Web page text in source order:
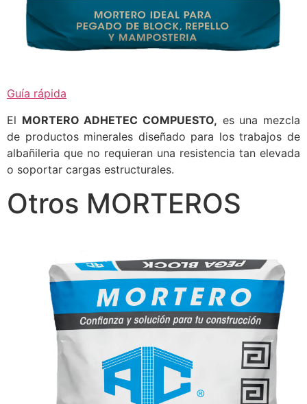
Guía rápida
El MORTERO ADHETEC COMPUESTO, es una mezcla
de productos minerales diseñado para los trabajos de
albañileria que no requieran una resistencia tan elevada
o soportar cargas estructurales.
Otros MORTEROS